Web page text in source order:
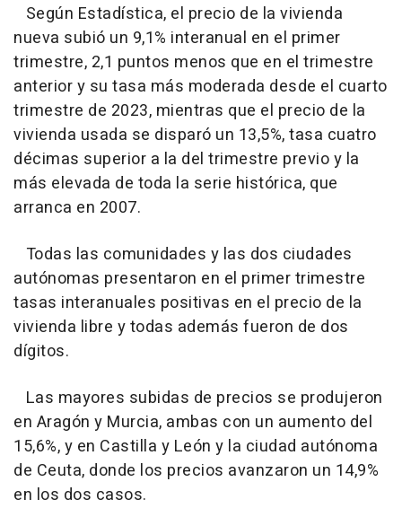
Según Estadística, el precio de la vivienda
nueva subió un 9,1% interanual en el primer
trimestre, 2,1 puntos menos que en el trimestre
anterior y su tasa más moderada desde el cuarto
trimestre de 2023, mientras que el precio de la
vivienda usada se disparó un 13,5%, tasa cuatro
décimas superior a la del trimestre previo y la
más elevada de toda la serie histórica, que
arranca en 2007.
Todas las comunidades y las dos ciudades
autónomas presentaron en el primer trimestre
tasas interanuales positivas en el precio de la
vivienda libre y todas además fueron de dos
dígitos.
Las mayores subidas de precios se produjeron
en Aragón y Murcia, ambas con un aumento del
15,6%, y en Castilla y León y la ciudad autónoma
de Ceuta, donde los precios avanzaron un 14,9%
en los dos casos.